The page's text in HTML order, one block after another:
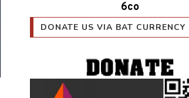
6co
DONATE US VIA BAT CURRENCY